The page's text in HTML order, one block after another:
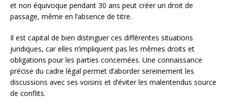
et non équivoque pendant 30 ans peut créer un droit de
passage, même en l’absence de titre.
Il est capital de bien distinguer ces différentes situations
juridiques, car elles n’impliquent pas les mêmes droits et
obligations pour les parties concernées. Une connaissance
précise du cadre légal permet d’aborder sereinement les
discussions avec ses voisins et d’éviter les malentendus source
de conflits.